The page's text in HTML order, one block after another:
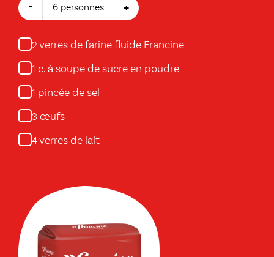
- 6 personnes +
2 verres de farine fluide Francine
1 c. à soupe de sucre en poudre
1 pincée de sel
3 œufs
4verres de lait